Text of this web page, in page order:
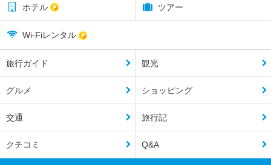
ホテル ツアー
Wi-Fiレンタル
旅行ガイド 観光
グルメ ショッピング
交通 旅行記
クチコミ Q&A